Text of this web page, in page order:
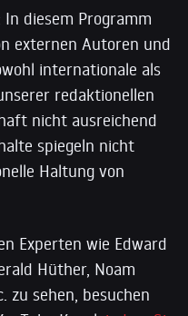
diesem Programm
externen Autoren und
internationale als
redaktionellen
nicht ausreichend
spiegeln nicht
Haltung von
Experten wie Edward
Hüther, Noam
zu sehen, besuchen